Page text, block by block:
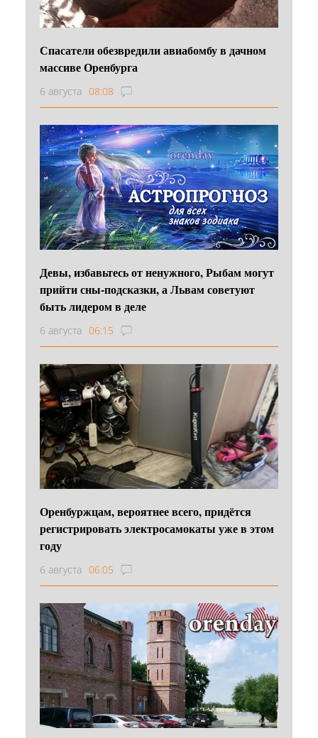
Спасатели обезвредили авиабомбу в дачном
массиве Оренбурга
6 августа 08:08
Девы, избавьтесь от ненужного, Рыбам могут
прийти сны-подсказки, а Львам советуют
быть лидером в деле
6 августа 06:15
Оренбуржцам, вероятнее всего, придётся
регистрировать электросамокаты уже в этом
году
6 августа 06:05